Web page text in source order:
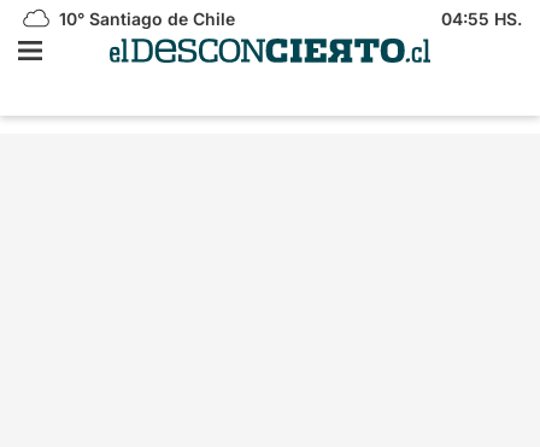
10° Santiago de Chile 04:55 HS.